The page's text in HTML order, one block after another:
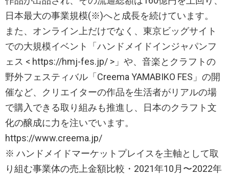
日本最大の事業規模(※)へと成長を続けています。
また、オンライン上だけでなく、東京ビッグサイト
での大規模イベント「ハンドメイドインジャパンフ
ェス < https://hmj-fes.jp/ >」や、音楽とクラフトの
野外フェスティバル「Creema YAMABIKO FES」の開
催など、クリエイターの作品を生活者がリアルの場
で購入できる取り組みも推進し、日本のクラフト文
化の醸成に力を注いでいます。
https://www.creema.jp/
※ ハンドメイドマーケットプレイスを主軸として取
り組む事業体の売上金額比較・2021年10月〜2022年